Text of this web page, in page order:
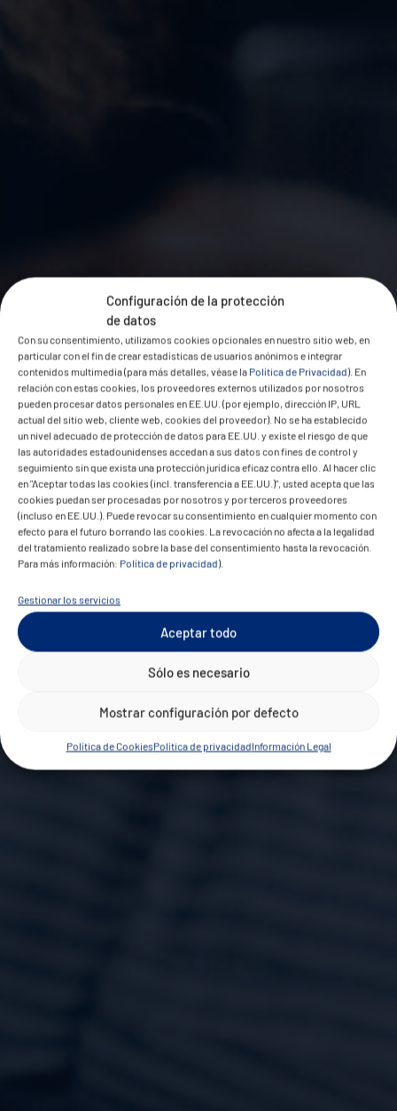
Configuración de la protección
de datos
Con su consentimiento, utilizamos cookies opcionales en nuestro sitio web, en
particular con el fin de crear estadísticas de usuarios anónimos e integrar
contenidos multimedia (para más detalles, véase la Política de Privacidad). En
relación con estas cookies, los proveedores externos utilizados por nosotros
pueden procesar datos personales en EE.UU. (por ejemplo, dirección IP, URL
actual del sitio web, cliente web, cookies del proveedor). No se ha establecido
un nivel adecuado de protección de datos para EE.UU. y existe el riesgo de que
las autoridades estadounidenses accedan a sus datos con fines de control y
seguimiento sin que exista una protección jurídica eficaz contra ello. Al hacer clic
en "Aceptar todas las cookies (incl. transferencia a EE.UU.)", usted acepta que las
cookies puedan ser procesadas por nosotros y por terceros proveedores
(incluso en EE.UU.). Puede revocar su consentimiento en cualquier momento con
efecto para el futuro borrando las cookies. La revocación no afecta a la legalidad
del tratamiento realizado sobre la base del consentimiento hasta la revocación.
Para más información: Política de privacidad).
Gestionar los servicios
Aceptar todo
Sólo es necesario
Mostrar configuración por defecto
Política de CookiesPolítica de privacidadInformación Legal